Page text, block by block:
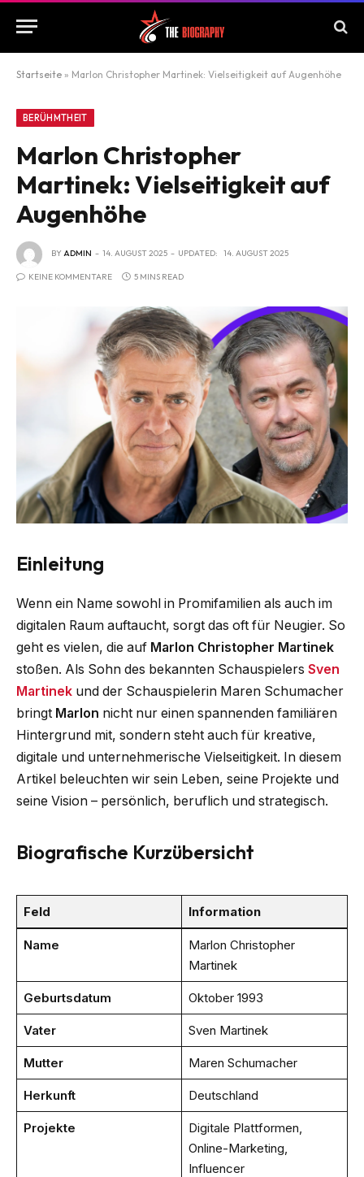
Startseite » Marlon Christopher Martinek: Vielseitigkeit auf Augenhöhe
BERÜHMTHEIT
Marlon Christopher
Martinek: Vielseitigkeit auf
Augenhöhe
BYADMIN 14. AUGUST 2025 UPDATED: 14. AUGUST 2025
KEINE KOMMENTARE 5 MINS READ
Einleitung
Wenn ein Name sowohl in Promifamilien als auch im
digitalen Raum auftaucht, sorgt das oft für Neugier. So
geht es vielen, die auf Marlon Christopher Martinek
stoßen. Als Sohn des bekannten Schauspielers Sven
Martinek und der Schauspielerin Maren Schumacher
bringt Marlon nicht nur einen spannenden familiären
Hintergrund mit, sondern steht auch für kreative,
digitale und unternehmerische Vielseitigkeit. In diesem
Artikel beleuchten wir sein Leben, seine Projekte und
seine Vision – persönlich, beruflich und strategisch.
Biografische Kurzübersicht
Feld Information
Name
Marlon Christopher
Martinek
Geburtsdatum Oktober 1993
Vater Sven Martinek
Mutter Maren Schumacher
Herkunft Deutschland
Projekte
Digitale Plattformen,
Online-Marketing,
Influencer